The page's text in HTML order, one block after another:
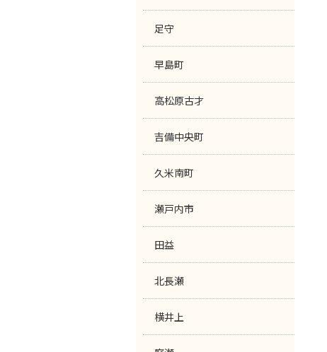
足守
早島町
高松原古才
吉備中央町
久米南町
瀬戸内市
田益
北長瀬
横井上